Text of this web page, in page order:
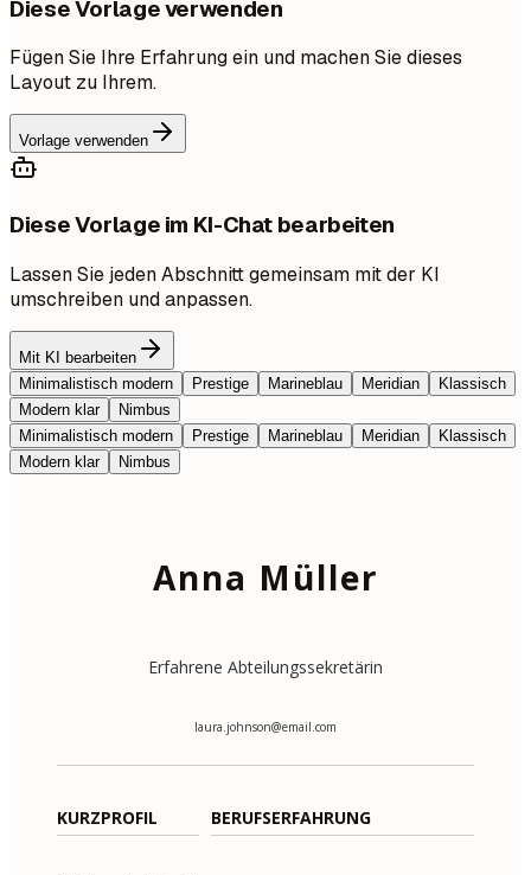
Diese Vorlage verwenden
Fügen Sie Ihre Erfahrung ein und machen Sie dieses
Layout zu Ihrem.
Vorlage verwenden
Diese Vorlage im KI-Chat bearbeiten
Lassen Sie jeden Abschnitt gemeinsam mit der KI
umschreiben und anpassen.
Mit KI bearbeiten
Minimalistisch modern
Prestige Marineblau Meridian
Klassisch
Modern klar
Nimbus
Minimalistisch modern
Prestige Marineblau Meridian
Klassisch
Modern klar
Nimbus
Anna Müller
Erfahrene Abteilungssekretärin
laura.johnson@email.com
KURZPROFIL BERUFSERFAHRUNG